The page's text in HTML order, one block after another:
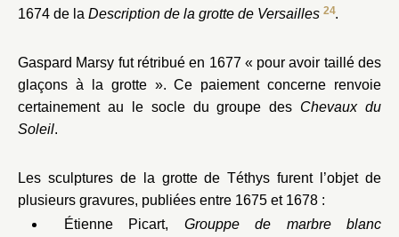
1674 de la Description de la grotte de Versailles 24.
Gaspard Marsy fut rétribué en 1677 « pour avoir taillé des
glaçons à la grotte ». Ce paiement concerne renvoie
certainement au le socle du groupe des Chevaux du
Soleil.
Les sculptures de la grotte de Téthys furent l’objet de
plusieurs gravures, publiées entre 1675 et 1678 :
Étienne Picart, Grouppe de marbre blanc